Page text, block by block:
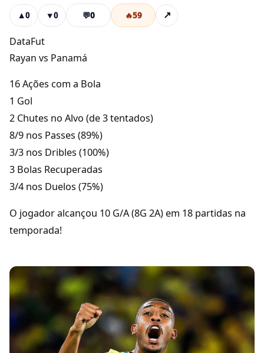
▲0 ▼0 💬0 🔥59 ↗
DataFut
Rayan vs Panamá
16 Ações com a Bola
1 Gol
2 Chutes no Alvo (de 3 tentados)
8/9 nos Passes (89%)
3/3 nos Dribles (100%)
3 Bolas Recuperadas
3/4 nos Duelos (75%)
O jogador alcançou 10 G/A (8G 2A) em 18 partidas na
temporada!